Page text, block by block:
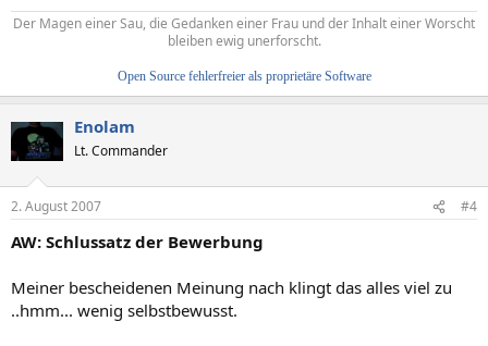
Der Magen einer Sau, die Gedanken einer Frau und der Inhalt einer Worscht
bleiben ewig unerforscht.
Open Source fehlerfreier als proprietäre Software
Enolam
Lt. Commander
2. August 2007 #4
AW: Schlussatz der Bewerbung
Meiner bescheidenen Meinung nach klingt das alles viel zu
..hmm... wenig selbstbewusst.